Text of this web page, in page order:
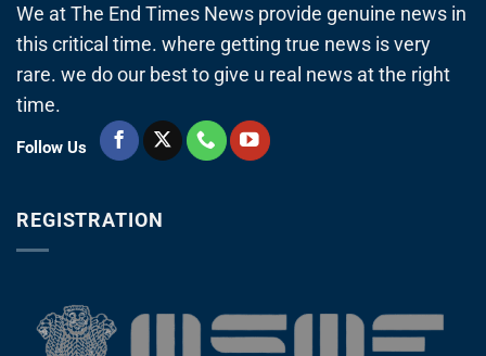
We at The End Times News provide genuine news in
this critical time. where getting true news is very
rare. we do our best to give u real news at the right
time.
Follow Us
REGISTRATION